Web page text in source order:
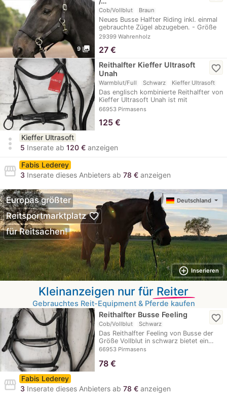
9 photo_library
Cob/Vollblut Braun
Neues Busse Halfter Riding inkl. einmal
gebrauchte Zügel abzugeben. - Größe
VB in…
29399 Wahrenholz
27 €
Reithalfter Kieffer Ultrasoft
Unah
Warmblut/Full Schwarz Kieffer Ultrasoft
Das englisch kombinierte Reithalfter von
Kieffer Ultrasoft Unah ist mit
extraweichem…
66953 Pirmasens
favorite_border
125 €
more_vert
Kieffer Ultrasoft
5 Inserate ab 120 € anzeigen
storefront
Fabis Lederey
3 Inserate dieses Anbieters ab 78 € anzeigen
Deutschland
Europas größter
Reitsportmarktplatz favorite_border
für Reitsachen!
add_circle_outline Inserieren
Kleinanzeigen nur für Reiter
Gebrauchtes Reit-Equipment & Pferde kaufen
Reithalfter Busse Feeling
Cob/Vollblut Schwarz
Das Reithalfter Feeling von Busse der
Größe Vollblut in schwarz bietet ein…
66953 Pirmasens
favorite_border
78 €
storefront
Fabis Lederey
3 Inserate dieses Anbieters ab 78 € anzeigen